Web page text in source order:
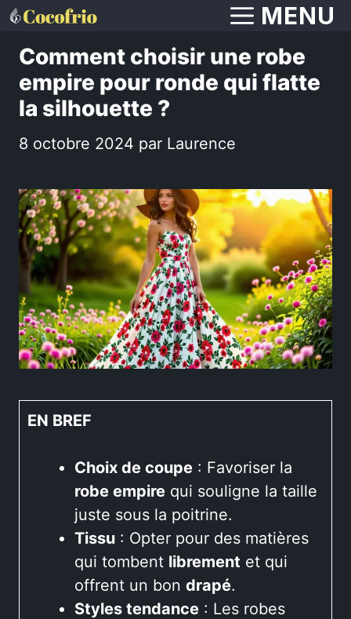
Aller
contenu
MENU
Comment choisir une robe
empire pour ronde qui flatte
la silhouette ?
8 octobre 2024 par Laurence
EN BREF
Choix de coupe : Favoriser la
robe empire qui souligne la taille
juste sous la poitrine.
Tissu : Opter pour des matières
qui tombent librement et qui
offrent un bon drapé.
Styles tendance : Les robes